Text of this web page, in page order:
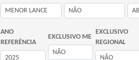
ANO
REFERÊNCIA
EXCLUSIVO ME
EXCLUSIVO
REGIONAL